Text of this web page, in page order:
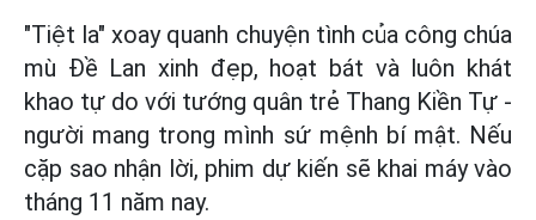
"Tiệt la" xoay quanh chuyện tình của công chúa
mù Đề Lan xinh đẹp, hoạt bát và luôn khát
khao tự do với tướng quân trẻ Thang Kiền Tự -
người mang trong mình sứ mệnh bí mật. Nếu
cặp sao nhận lời, phim dự kiến sẽ khai máy vào
tháng 11 năm nay.